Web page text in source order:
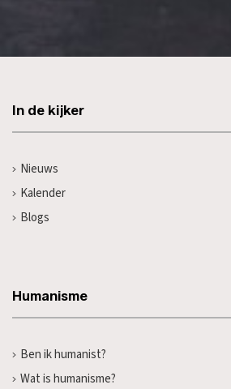
In de kijker
Nieuws
Kalender
Blogs
Humanisme
Ben ik humanist?
Wat is humanisme?